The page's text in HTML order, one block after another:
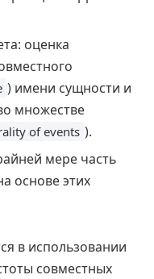
оценка
) имени сущности и
множестве
of events ).
мере часть
основе этих
в использовании
совместных